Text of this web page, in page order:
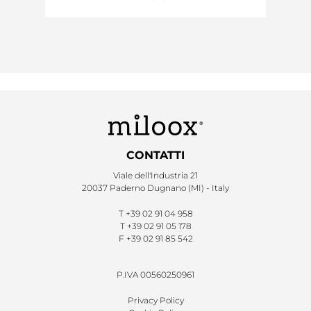
CONTATTI
Viale dell'Industria 21
20037 Paderno Dugnano (MI) - Italy
T +39 02 91 04 958
T +39 02 91 05 178
F +39 02 91 85 542
P.IVA 00560250961
Privacy Policy